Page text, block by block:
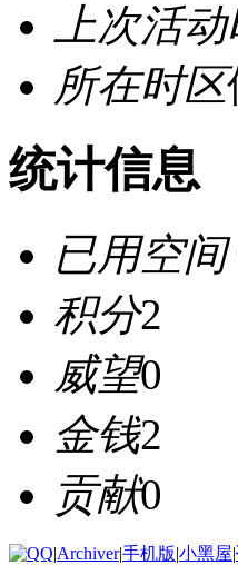
上次活
所在时区
统计信息
已用空间
积分2
威望0
金钱2
贡献0
|Archiver|手机版|小黑屋|